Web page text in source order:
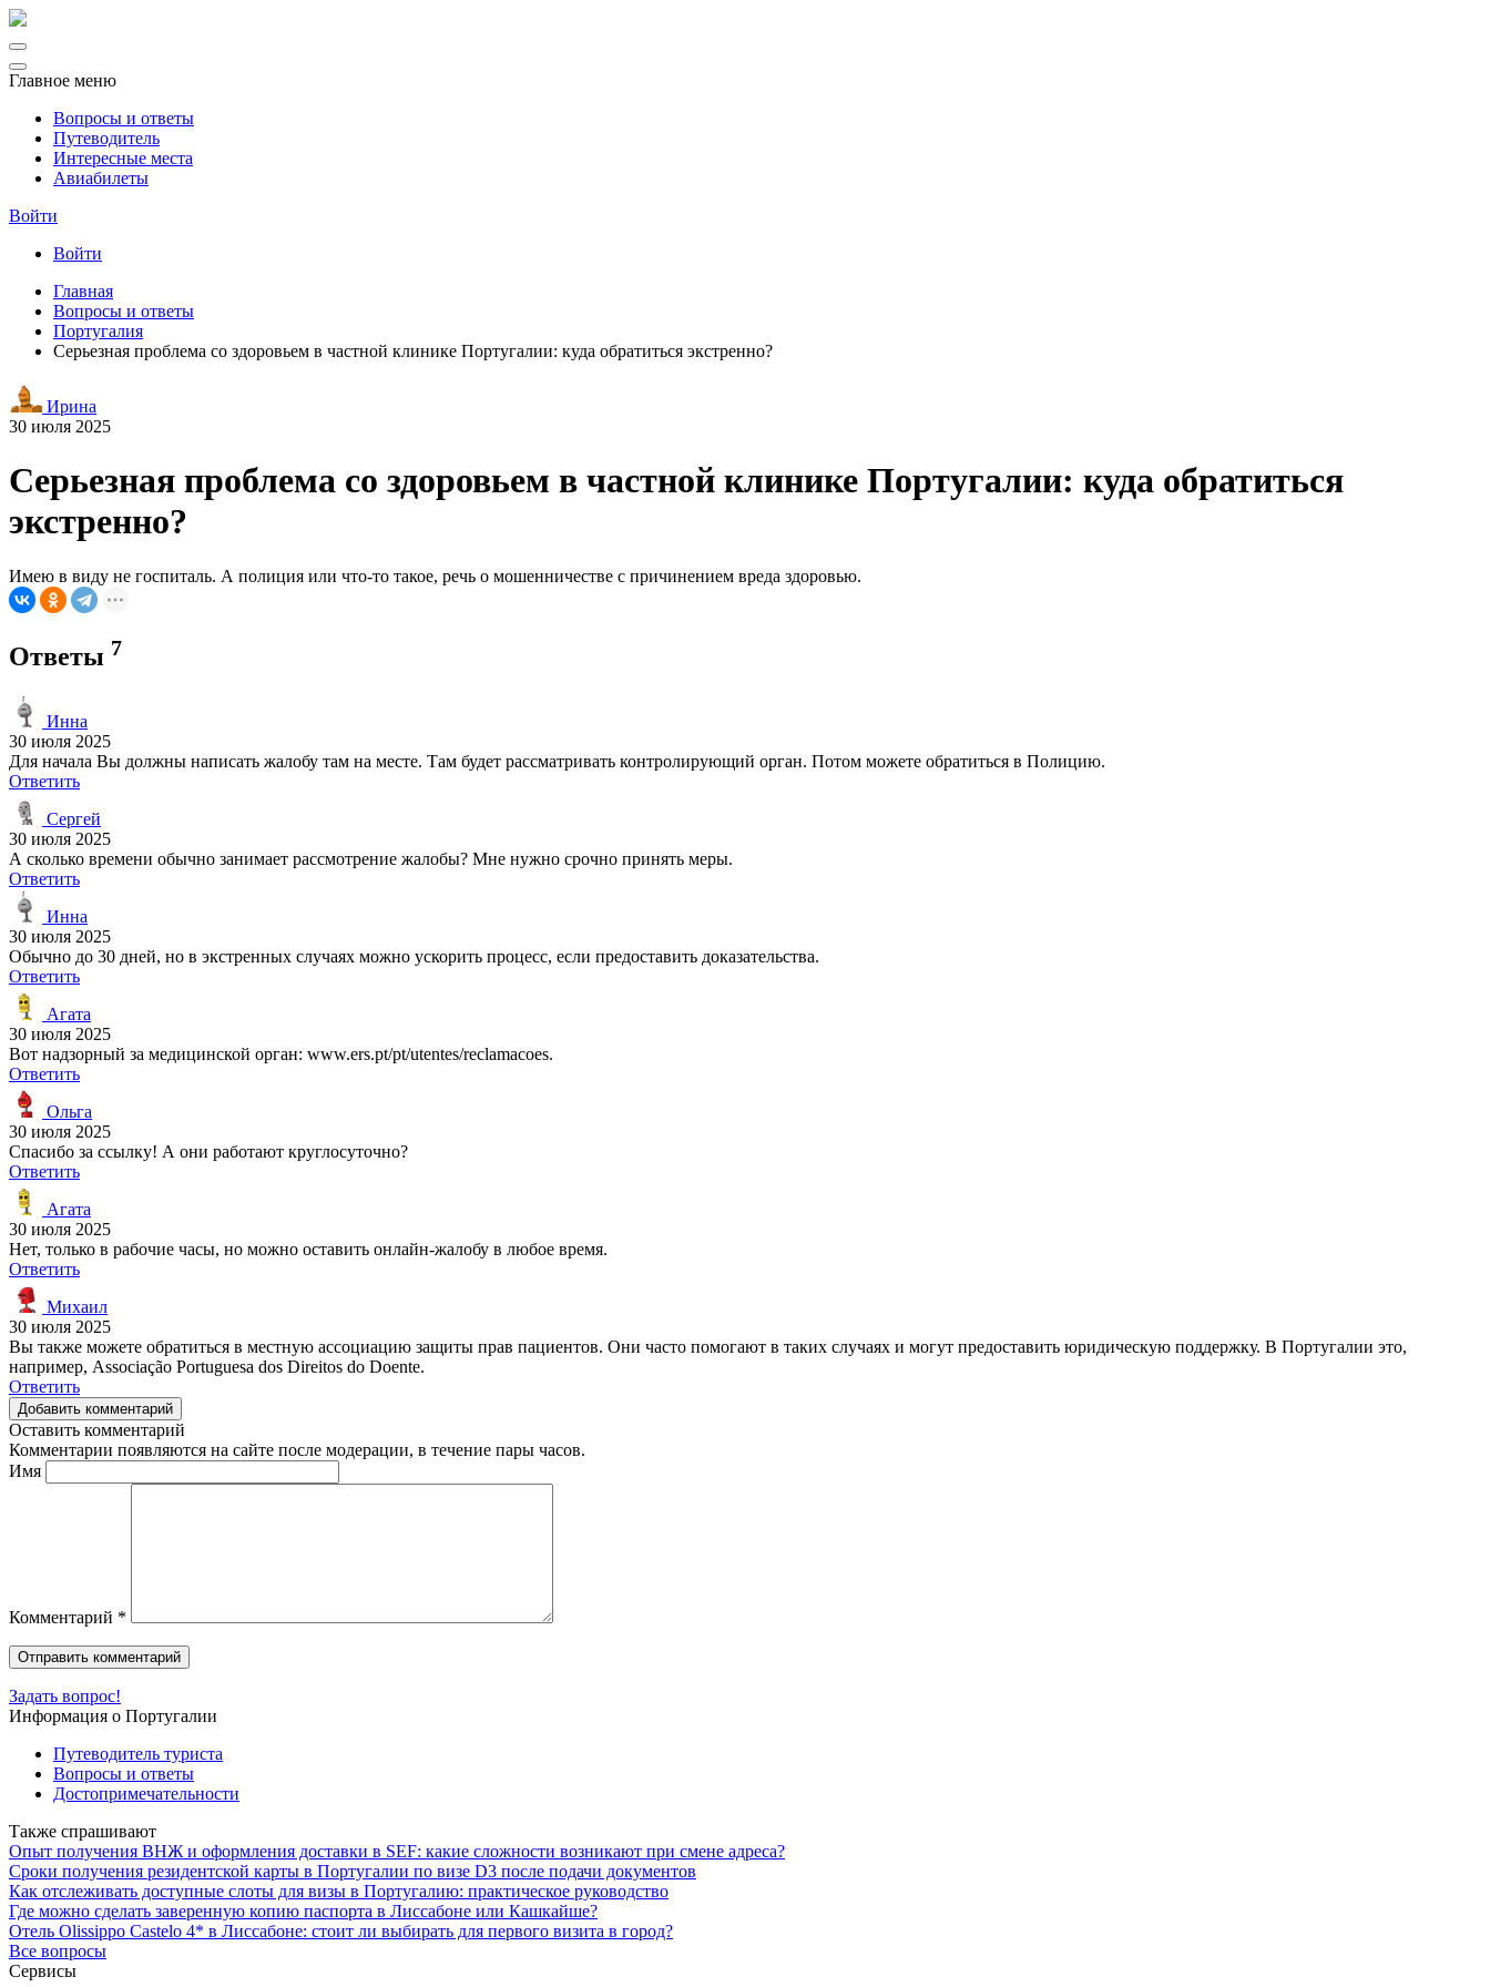
Главное меню
Вопросы и ответы
Путеводитель
Интересные места
Авиабилеты
Войти
Войти
Главная
Вопросы и ответы
Португалия
Серьезная проблема со здоровьем в частной клинике Португалии: куда обратиться экстренно?
Ирина
30 июля 2025
Серьезная проблема со здоровьем в частной клинике Португалии: куда обратиться
экстренно?
Имею в виду не госпиталь. А полиция или что-то такое, речь о мошенничестве с причинением вреда здоровью.
Ответы 7
Инна
30 июля 2025
Для начала Вы должны написать жалобу там на месте. Там будет рассматривать контролирующий орган. Потом можете обратиться в Полицию.
Ответить
Сергей
30 июля 2025
А сколько времени обычно занимает рассмотрение жалобы? Мне нужно срочно принять меры.
Ответить
Инна
30 июля 2025
Обычно до 30 дней, но в экстренных случаях можно ускорить процесс, если предоставить доказательства.
Ответить
Агата
30 июля 2025
Вот надзорный за медицинской орган: www.ers.pt/pt/utentes/reclamacoes.
Ответить
Ольга
30 июля 2025
Спасибо за ссылку! А они работают круглосуточно?
Ответить
Агата
30 июля 2025
Нет, только в рабочие часы, но можно оставить онлайн-жалобу в любое время.
Ответить
Михаил
30 июля 2025
Вы также можете обратиться в местную ассоциацию защиты прав пациентов. Они часто помогают в таких случаях и могут предоставить юридическую поддержку. В Португалии это,
например, Associação Portuguesa dos Direitos do Doente.
Ответить
Добавить комментарий
Оставить комментарий
Комментарии появляются на сайте после модерации, в течение пары часов.
Имя
Комментарий *
Задать вопрос!
Информация о Португалии
Путеводитель туриста
Вопросы и ответы
Достопримечательности
Также спрашивают
Опыт получения ВНЖ и оформления доставки в SEF: какие сложности возникают при смене адреса?
Сроки получения резидентской карты в Португалии по визе D3 после подачи документов
Как отслеживать доступные слоты для визы в Португалию: практическое руководство
Где можно сделать заверенную копию паспорта в Лиссабоне или Кашкайше?
Отель Olissippo Castelo 4* в Лиссабоне: стоит ли выбирать для первого визита в город?
Все вопросы
Сервисы